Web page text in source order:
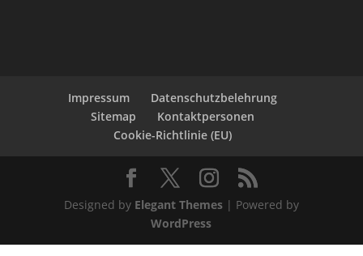
Impressum
Datenschutzbelehrung
Sitemap
Kontaktpersonen
Cookie-Richtlinie (EU)
Designed by Elegant Themes| Powered by
WordPress